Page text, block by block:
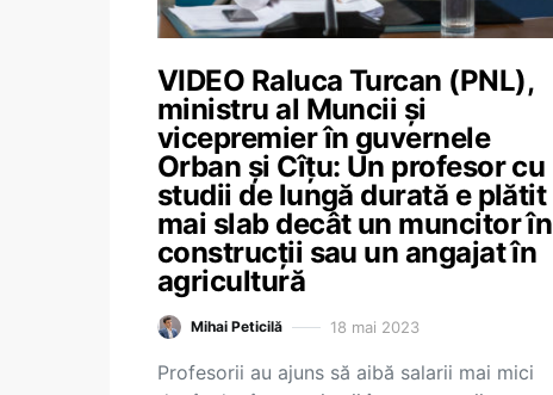
VIDEO Raluca Turcan (PNL),
ministru al Muncii și
vicepremier în guvernele
Orban și Cîțu: Un profesor cu
studii de lungă durată e plătit
mai slab decât un muncitor în
construcții sau un angajat în
agricultură
Mihai Peticilă 18 mai 2023
Profesorii au ajuns să aibă salarii mai mici